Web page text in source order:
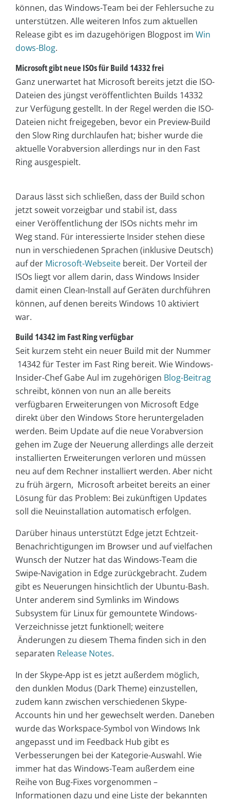
können, das Windows-Team bei der Fehlersuche zu
unterstützen. Alle weiteren Infos zum aktuellen
Release gibt es im dazugehörigen Blogpost im Win
dows-Blog.
Microsoft gibt neue ISOs für Build 14332 frei
Ganz unerwartet hat Microsoft bereits jetzt die ISO-
Dateien des jüngst veröffentlichten Builds 14332
zur Verfügung gestellt. In der Regel werden die ISO-
Dateien nicht freigegeben, bevor ein Preview-Build
den Slow Ring durchlaufen hat; bisher wurde die
aktuelle Vorabversion allerdings nur in den Fast
Ring ausgespielt.
Daraus lässt sich schließen, dass der Build schon
jetzt soweit vorzeigbar und stabil ist, dass
einer Veröffentlichung der ISOs nichts mehr im
Weg stand. Für interessierte Insider stehen diese
nun in verschiedenen Sprachen (inklusive Deutsch)
auf der Microsoft-Webseite bereit. Der Vorteil der
ISOs liegt vor allem darin, dass Windows Insider
damit einen Clean-Install auf Geräten durchführen
können, auf denen bereits Windows 10 aktiviert
war.
Build 14342 im Fast Ring verfügbar
Seit kurzem steht ein neuer Build mit der Nummer
14342 für Tester im Fast Ring bereit. Wie Windows-
Insider-Chef Gabe Aul im zugehörigen Blog-Beitrag
schreibt, können von nun an alle bereits
verfügbaren Erweiterungen von Microsoft Edge
direkt über den Windows Store heruntergeladen
werden. Beim Update auf die neue Vorabversion
gehen im Zuge der Neuerung allerdings alle derzeit
installierten Erweiterungen verloren und müssen
neu auf dem Rechner installiert werden. Aber nicht
zu früh ärgern, Microsoft arbeitet bereits an einer
Lösung für das Problem: Bei zukünftigen Updates
soll die Neuinstallation automatisch erfolgen.
Darüber hinaus unterstützt Edge jetzt Echtzeit-
Benachrichtigungen im Browser und auf vielfachen
Wunsch der Nutzer hat das Windows-Team die
Swipe-Navigation in Edge zurückgebracht. Zudem
gibt es Neuerungen hinsichtlich der Ubuntu-Bash.
Unter anderem sind Symlinks im Windows
Subsystem für Linux für gemountete Windows-
Verzeichnisse jetzt funktionell; weitere
Änderungen zu diesem Thema finden sich in den
separaten Release Notes.
In der Skype-App ist es jetzt außerdem möglich,
den dunklen Modus (Dark Theme) einzustellen,
zudem kann zwischen verschiedenen Skype-
Accounts hin und her gewechselt werden. Daneben
wurde das Workspace-Symbol von Windows Ink
angepasst und im Feedback Hub gibt es
Verbesserungen bei der Kategorie-Auswahl. Wie
immer hat das Windows-Team außerdem eine
Reihe von Bug-Fixes vorgenommen –
Informationen dazu und eine Liste der bekannten